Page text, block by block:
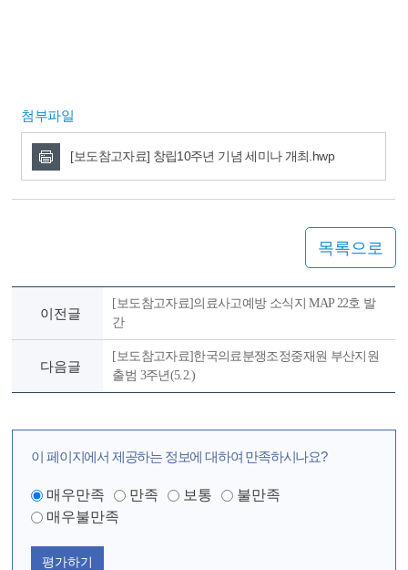
첨부파일
[보도참고자료] 창립10주년 기념 세미나 개최.hwp
목록으로
이전글
[보도참고자료]의료사고예방 소식지 MAP 22호 발
간
다음글
[보도참고자료]한국의료분쟁조정중재원 부산지원
출범 3주년(5.2.)
이 페이지에서 제공하는 정보에 대하여 만족하시나요?
매우만족 만족 보통
불만족
매우불만족
평가하기